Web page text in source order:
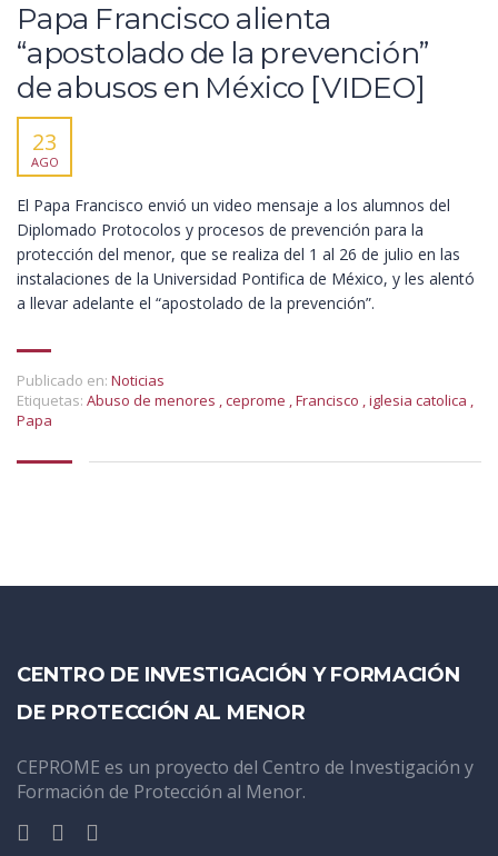
Papa Francisco alienta
“apostolado de la prevención”
de abusos en México [VIDEO]
23
AGO
El Papa Francisco envió un video mensaje a los alumnos del
Diplomado Protocolos y procesos de prevención para la
protección del menor, que se realiza del 1 al 26 de julio en las
instalaciones de la Universidad Pontifica de México, y les alentó
a llevar adelante el “apostolado de la prevención”.
Publicado en: Noticias
Etiquetas: Abuso de menores ,ceprome ,Francisco ,iglesia catolica ,
Papa
CENTRO DE INVESTIGACIÓN Y FORMACIÓN
DE PROTECCIÓN AL MENOR
CEPROME es un proyecto del Centro de Investigación y
Formación de Protección al Menor.